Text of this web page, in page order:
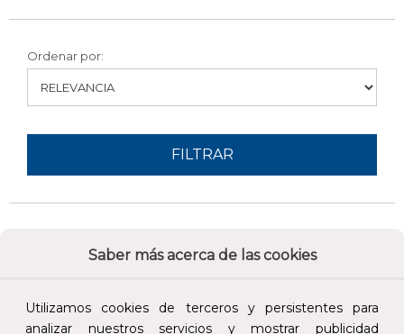
Saber más acerca de las cookies
Utilizamos cookies de terceros y persistentes para
analizar nuestros servicios y mostrar publicidad
Ordenar por:
FILTRAR